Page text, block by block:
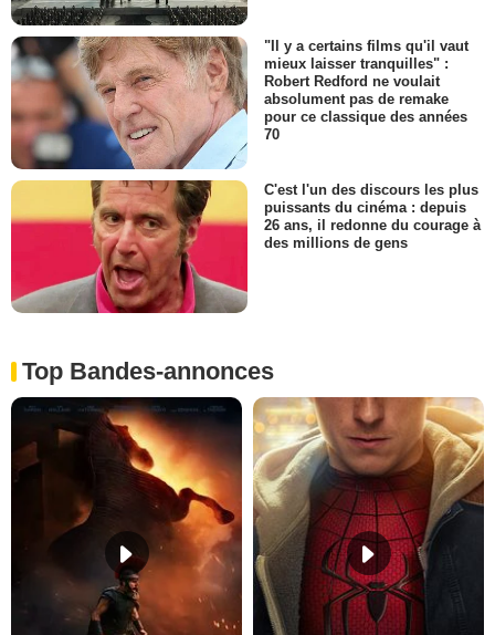
"Il y a certains films qu'il vaut
mieux laisser tranquilles" :
Robert Redford ne voulait
absolument pas de remake
pour ce classique des années
70
C'est l'un des discours les plus
puissants du cinéma : depuis
26 ans, il redonne du courage à
des millions de gens
Top Bandes-annonces